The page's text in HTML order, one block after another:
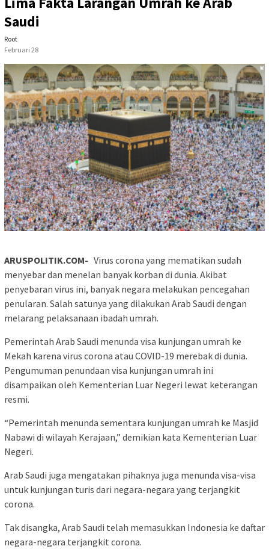
Saudi
Root
Februari 28
ARUSPOLITIK.COM- Virus corona yang mematikan sudah
menyebar dan menelan banyak korban di dunia. Akibat
penyebaran virus ini, banyak negara melakukan pencegahan
penularan. Salah satunya yang dilakukan Arab Saudi dengan
melarang pelaksanaan ibadah umrah.
Pemerintah Arab Saudi menunda visa kunjungan umrah ke
Mekah karena virus corona atau COVID-19 merebak di dunia.
Pengumuman penundaan visa kunjungan umrah ini
disampaikan oleh Kementerian Luar Negeri lewat keterangan
resmi.
“Pemerintah menunda sementara kunjungan umrah ke Masjid
Nabawi di wilayah Kerajaan,” demikian kata Kementerian Luar
Negeri.
Arab Saudi juga mengatakan pihaknya juga menunda visa-visa
untuk kunjungan turis dari negara-negara yang terjangkit
corona.
Tak disangka, Arab Saudi telah memasukkan Indonesia ke daftar
negara-negara terjangkit corona.